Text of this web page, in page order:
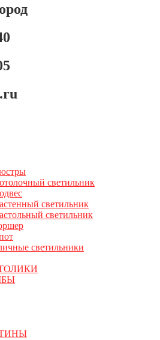
светильник
светильник
светильник
светильники